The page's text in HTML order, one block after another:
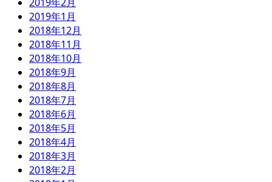
2019年1月
2018年12月
2018年11月
2018年10月
2018年9月
2018年8月
2018年7月
2018年6月
2018年5月
2018年4月
2018年3月
2018年2月